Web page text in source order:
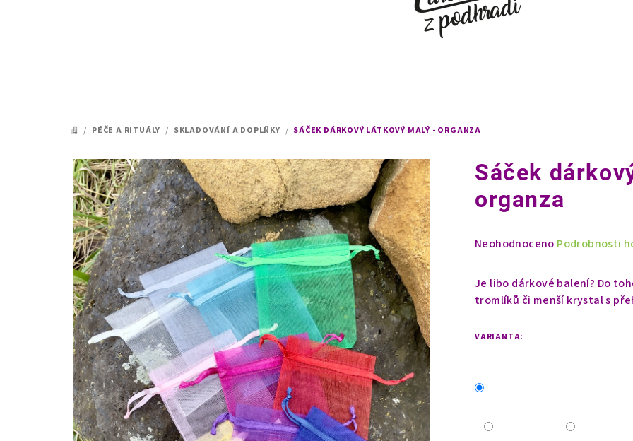
DOMŮ
/ PÉČE A RITUÁLY / SKLADOVÁNÍ A DOPLŇKY / SÁČEK DÁRKOVÝ LÁTKOVÝ MALÝ - ORGANZA
Sáček
organza
Průměrné
produktu
je
Neohodnoceno Podrobnosti
Je libo dárkové balení? Do
tromlíků či menší krystal s
VARIANTA: